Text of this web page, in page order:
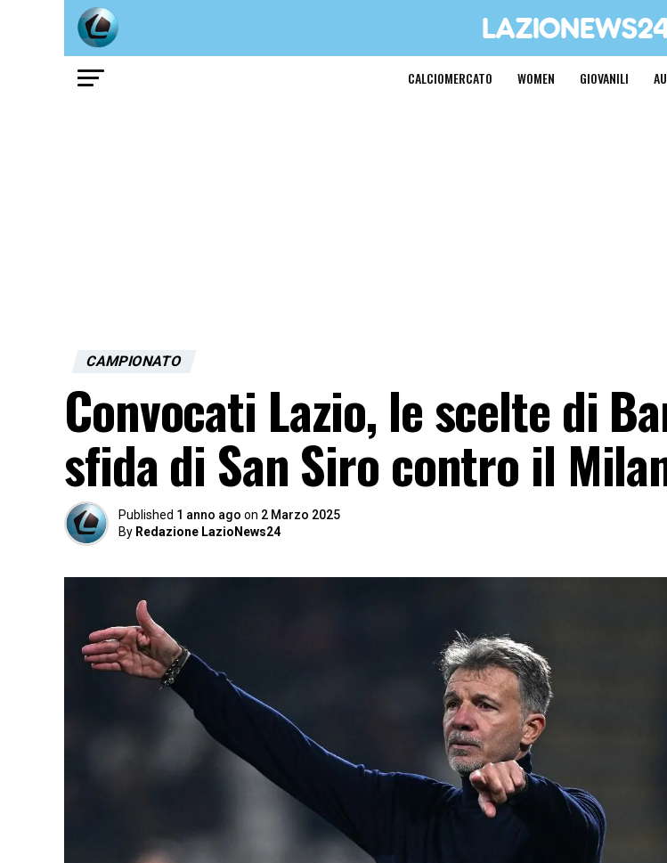
CALCIOMERCATO WOMEN GIOVANILI
CAMPIONATO
Convocati Lazio, le scelte di
sfida di San Siro contro il
Published 1 anno ago on 2 Marzo 2025
By Redazione LazioNews24